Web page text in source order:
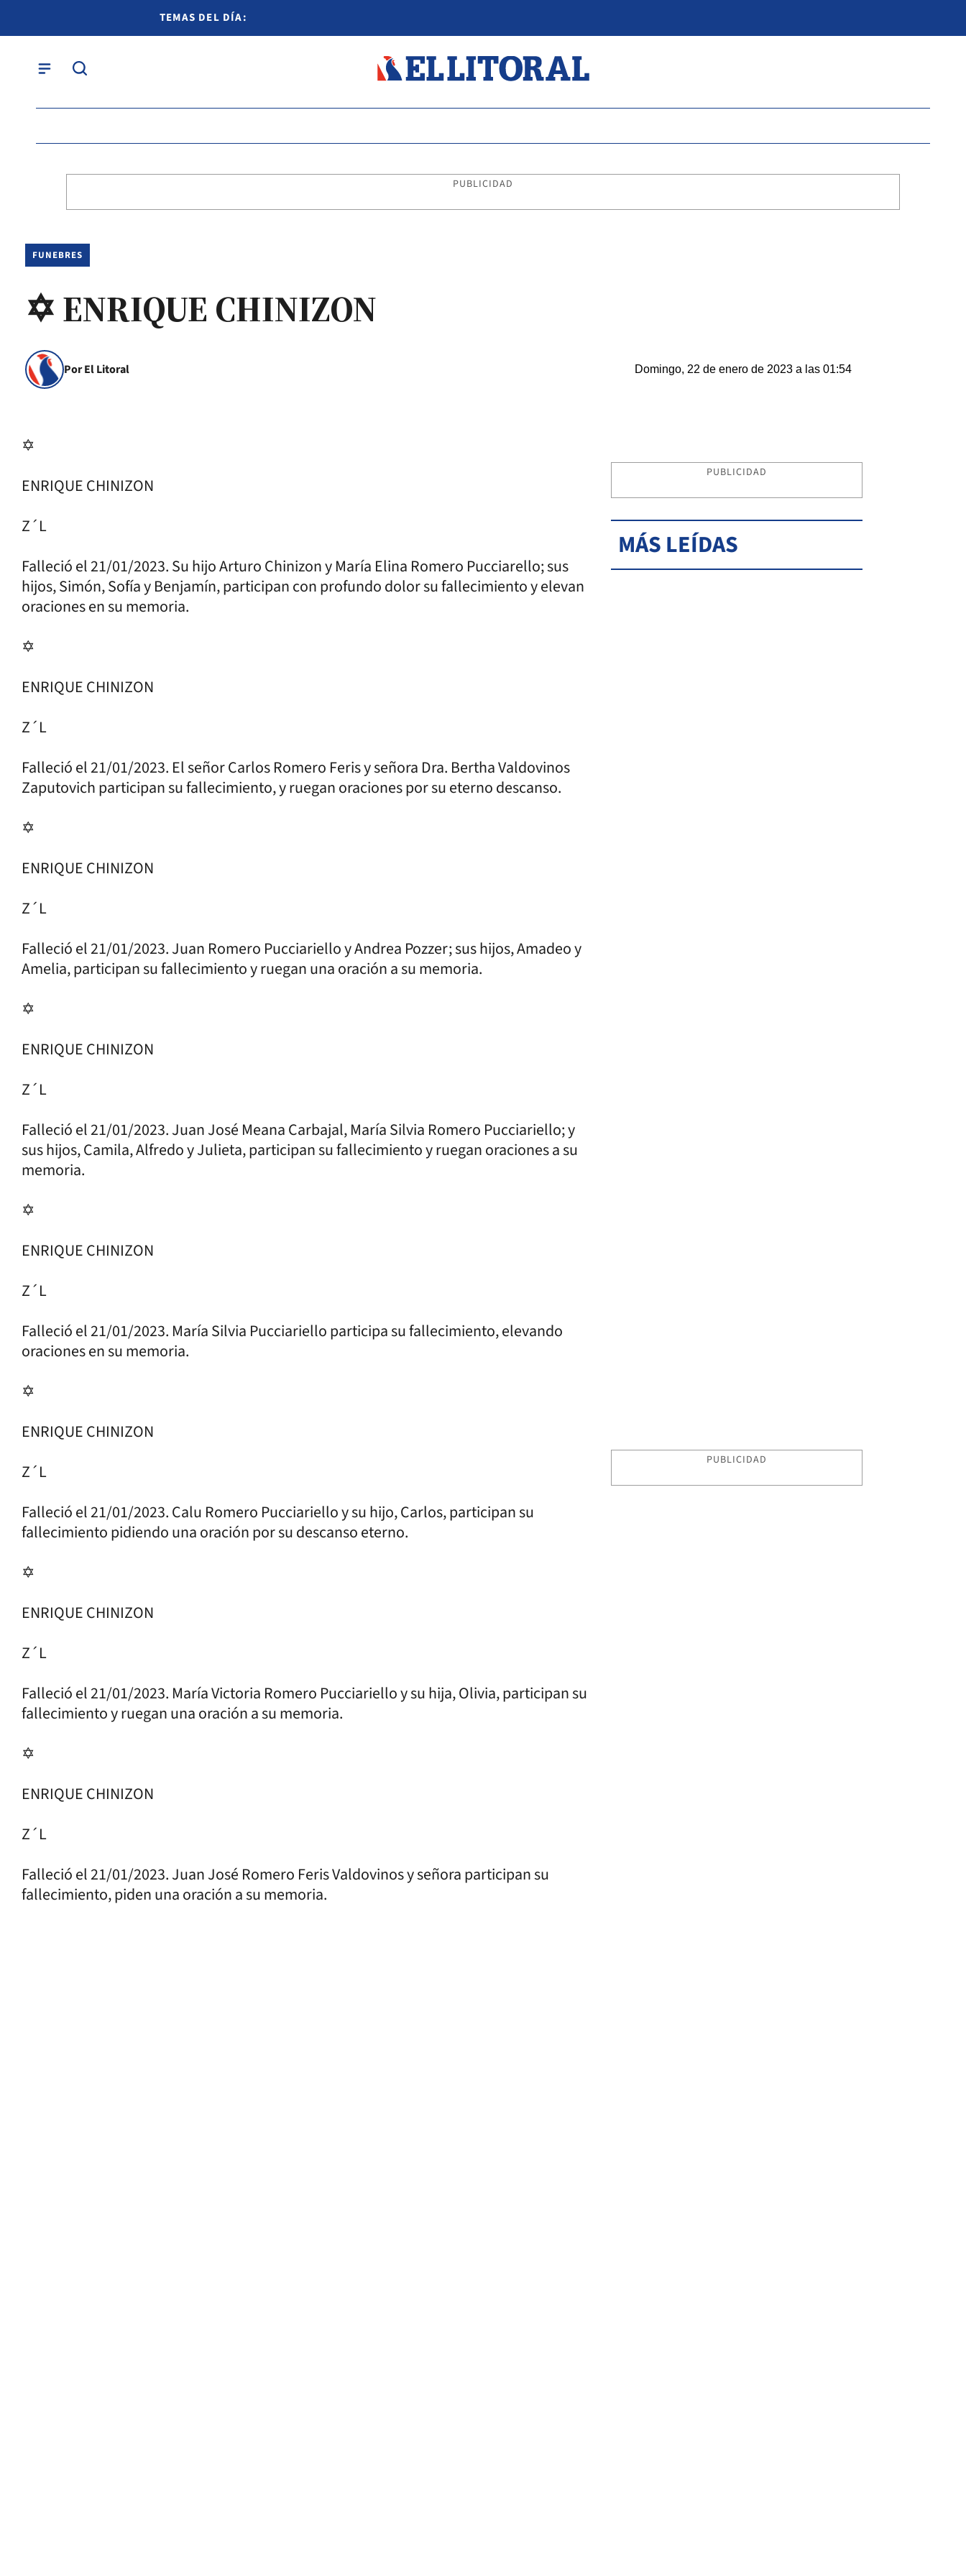
TEMAS DEL DÍA:
PUBLICIDAD
FUNEBRES
✡ ENRIQUE CHINIZON
Por El Litoral Domingo, 22 de enero de 2023 a las 01:54
✡
ENRIQUE CHINIZON
Z´L
Falleció el 21/01/2023. Su hijo Arturo Chinizon y María Elina Romero Pucciarello; sus
hijos, Simón, Sofía y Benjamín, participan con profundo dolor su fallecimiento y elevan
oraciones en su memoria.
✡
ENRIQUE CHINIZON
Z´L
Falleció el 21/01/2023. El señor Carlos Romero Feris y señora Dra. Bertha Valdovinos
Zaputovich participan su fallecimiento, y ruegan oraciones por su eterno descanso.
✡
ENRIQUE CHINIZON
Z´L
Falleció el 21/01/2023. Juan Romero Pucciariello y Andrea Pozzer; sus hijos, Amadeo y
Amelia, participan su fallecimiento y ruegan una oración a su memoria.
✡
ENRIQUE CHINIZON
Z´L
Falleció el 21/01/2023. Juan José Meana Carbajal, María Silvia Romero Pucciariello; y
sus hijos, Camila, Alfredo y Julieta, participan su fallecimiento y ruegan oraciones a su
memoria.
✡
ENRIQUE CHINIZON
Z´L
Falleció el 21/01/2023. María Silvia Pucciariello participa su fallecimiento, elevando
oraciones en su memoria.
✡
ENRIQUE CHINIZON
Z´L
Falleció el 21/01/2023. Calu Romero Pucciariello y su hijo, Carlos, participan su
fallecimiento pidiendo una oración por su descanso eterno.
✡
ENRIQUE CHINIZON
Z´L
Falleció el 21/01/2023. María Victoria Romero Pucciariello y su hija, Olivia, participan su
fallecimiento y ruegan una oración a su memoria.
✡
ENRIQUE CHINIZON
Z´L
Falleció el 21/01/2023. Juan José Romero Feris Valdovinos y señora participan su
fallecimiento, piden una oración a su memoria.
PUBLICIDAD
MÁS LEÍDAS
PUBLICIDAD